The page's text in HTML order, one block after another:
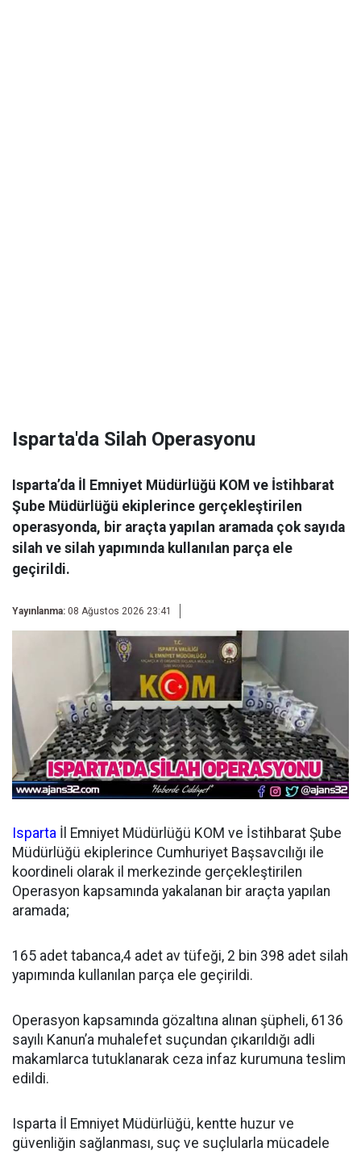
Isparta'da Silah Operasyonu
Isparta’da İl Emniyet Müdürlüğü KOM ve İstihbarat
Şube Müdürlüğü ekiplerince gerçekleştirilen
operasyonda, bir araçta yapılan aramada çok sayıda
silah ve silah yapımında kullanılan parça ele
geçirildi.
Yayınlanma: 08 Ağustos 2026 23:41
Isparta İl Emniyet Müdürlüğü KOM ve İstihbarat Şube
Müdürlüğü ekiplerince Cumhuriyet Başsavcılığı ile
koordineli olarak il merkezinde gerçekleştirilen
Operasyon kapsamında yakalanan bir araçta yapılan
aramada;
165 adet tabanca,4 adet av tüfeği, 2 bin 398 adet silah
yapımında kullanılan parça ele geçirildi.
Operasyon kapsamında gözaltına alınan şüpheli, 6136
sayılı Kanun’a muhalefet suçundan çıkarıldığı adli
makamlarca tutuklanarak ceza infaz kurumuna teslim
edildi.
Isparta İl Emniyet Müdürlüğü, kentte huzur ve
güvenliğin sağlanması, suç ve suçlularla mücadele